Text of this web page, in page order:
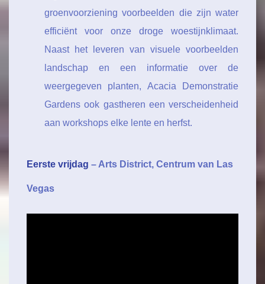
groenvoorziening voorbeelden die zijn water
efficiënt voor onze droge woestijnklimaat.
Naast het leveren van visuele voorbeelden
landschap en een informatie over de
weergegeven planten, Acacia Demonstratie
Gardens ook gastheren een verscheidenheid
aan workshops elke lente en herfst.
Eerste vrijdag – Arts District, Centrum van Las
Vegas